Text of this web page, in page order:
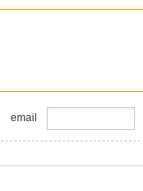
email